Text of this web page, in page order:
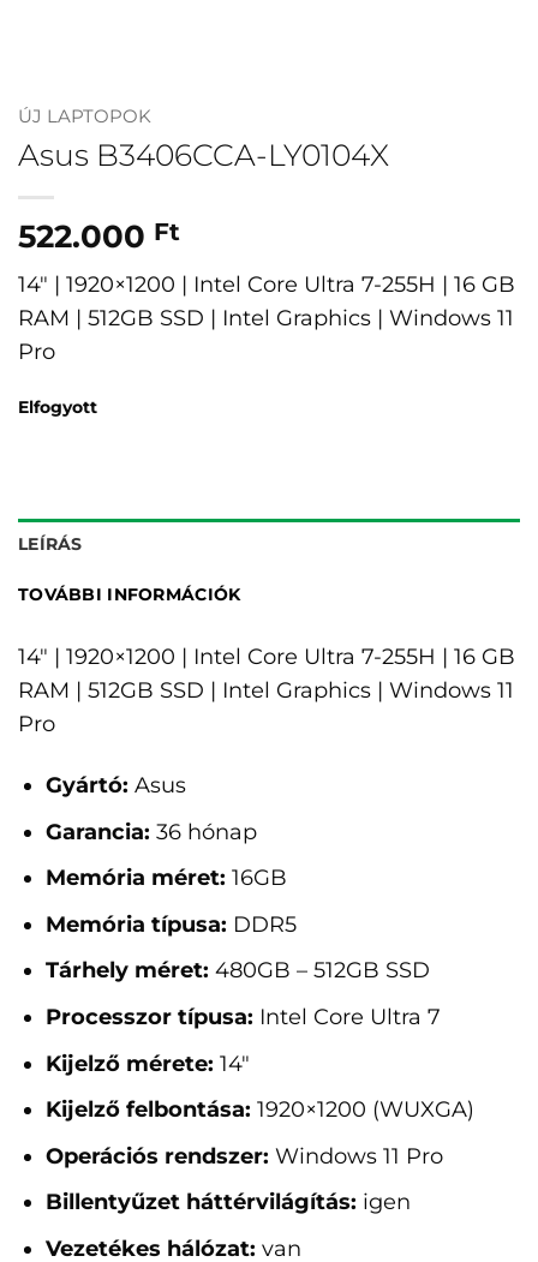
ÚJ LAPTOPOK
Asus B3406CCA-LY0104X
522.000 Ft
14″ | 1920×1200 | Intel Core Ultra 7-255H | 16 GB
RAM | 512GB SSD | Intel Graphics | Windows 11
Pro
Elfogyott
LEÍRÁS
TOVÁBBI INFORMÁCIÓK
14" | 1920×1200 | Intel Core Ultra 7-255H | 16 GB
RAM | 512GB SSD | Intel Graphics | Windows 11
Pro
Gyártó: Asus
Garancia: 36 hónap
Memória méret: 16GB
Memória típusa: DDR5
Tárhely méret: 480GB – 512GB SSD
Processzor típusa: Intel Core Ultra 7
Kijelző mérete: 14"
Kijelző felbontása: 1920×1200 (WUXGA)
Operációs rendszer: Windows 11 Pro
Billentyűzet háttérvilágítás: igen
Vezetékes hálózat: van